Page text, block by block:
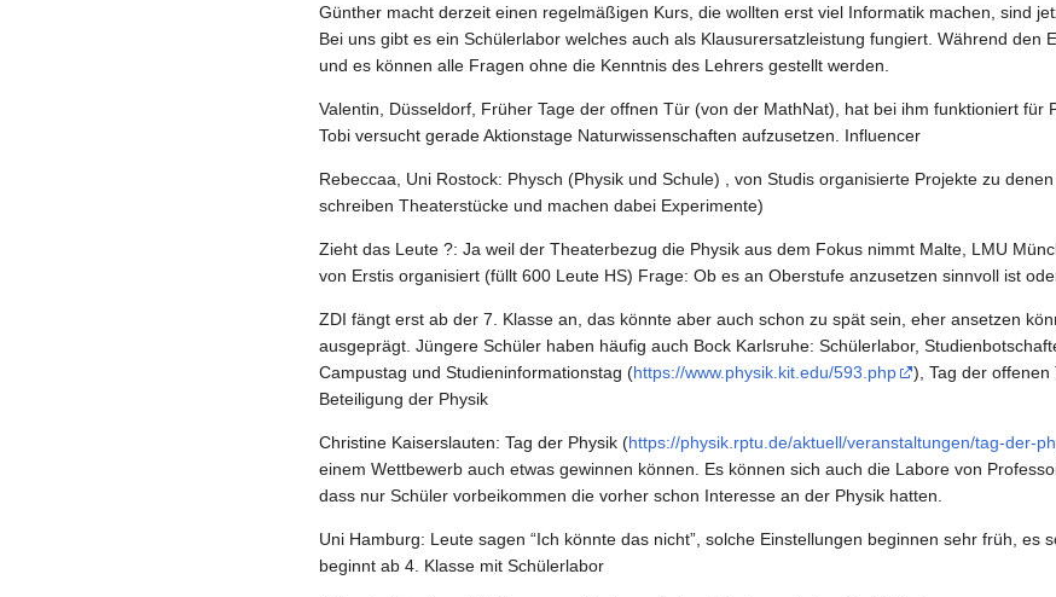
Günther macht derzeit einen regelmäßigen Kurs, die wollten erst viel Informatik machen, sind
Bei uns gibt es ein Schülerlabor welches auch als Klausurersatzleistung fungiert. Während
und es können alle Fragen ohne die Kenntnis des Lehrers gestellt werden.
Valentin, Düsseldorf, Früher Tage der offnen Tür (von der MathNat), hat bei ihm funktioniert für
Tobi versucht gerade Aktionstage Naturwissenschaften aufzusetzen. Influencer
Rebeccaa, Uni Rostock: Physch (Physik und Schule) , von Studis organisierte Projekte zu
schreiben Theaterstücke und machen dabei Experimente)
Zieht das Leute ?: Ja weil der Theaterbezug die Physik aus dem Fokus nimmt Malte, LMU
von Erstis organisiert (füllt 600 Leute HS) Frage: Ob es an Oberstufe anzusetzen sinnvoll ist
ZDI fängt erst ab der 7. Klasse an, das könnte aber auch schon zu spät sein, eher ansetzen
ausgeprägt. Jüngere Schüler haben häufig auch Bock Karlsruhe: Schülerlabor,
Campustag und Studieninformationstag (https://www.physik.kit.edu/593.php
), Tag der
Beteiligung der Physik
Christine Kaiserslauten: Tag der Physik (https://physik.rptu.de/aktuell/veranstaltungen/tag-der-
einem Wettbewerb auch etwas gewinnen können. Es können sich auch die Labore von
dass nur Schüler vorbeikommen die vorher schon Interesse an der Physik hatten.
Uni Hamburg: Leute sagen “Ich könnte das nicht”, solche Einstellungen beginnen sehr früh, es
beginnt ab 4. Klasse mit Schülerlabor